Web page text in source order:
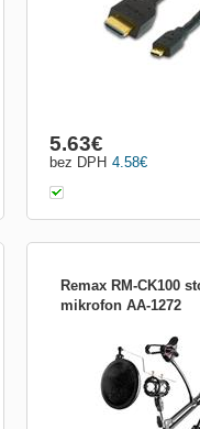
4.58€
bez DPH
5.63€
Remax RM-CK100
mikrofon AA-1272
Remax RM-CK100 -
Držák mikrofonu, který
v nahrávací studio.
upíná na hranu stolu a
polohovatelným
optimální pozice. Kromě
je k dispozici i držák